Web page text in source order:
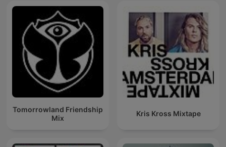
Tomorrowland Friendship
Mix
Kris Kross Mixtape